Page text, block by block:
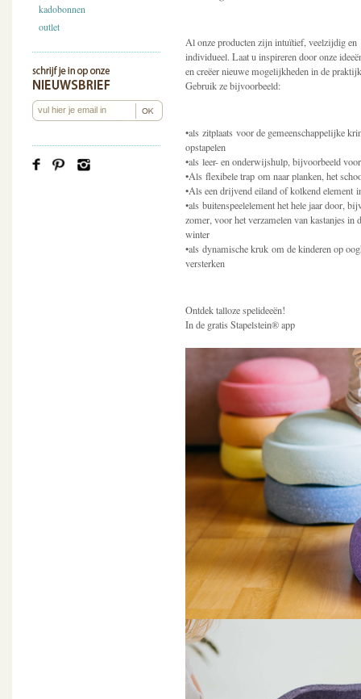
kadobonnen
outlet
Al onze producten zijn intuïtief, veelzijdig en
individueel. Laat u inspireren door onze
en creëer nieuwe mogelijkheden in de
Gebruik ze bijvoorbeeld:
•als zitplaats voor de gemeenschappelijke
opstapelen
•als leer- en onderwijshulp, bijvoorbeeld
•Als flexibele trap om naar planken, het
•Als een drijvend eiland of kolkend element
•als buitenspeelelement het hele jaar door,
zomer, voor het verzamelen van kastanjes
winter
•als dynamische kruk om de kinderen op
versterken
Ontdek talloze spelideeën!
In de gratis Stapelstein® app